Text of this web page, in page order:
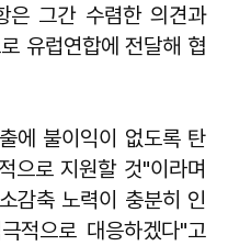
은 그간 수렴한 의견과
유럽연합에 전달해 협
에 불이익이 없도록 탄
으로 지원할 것"이라며
감축 노력이 충분히 인
적으로 대응하겠다"고